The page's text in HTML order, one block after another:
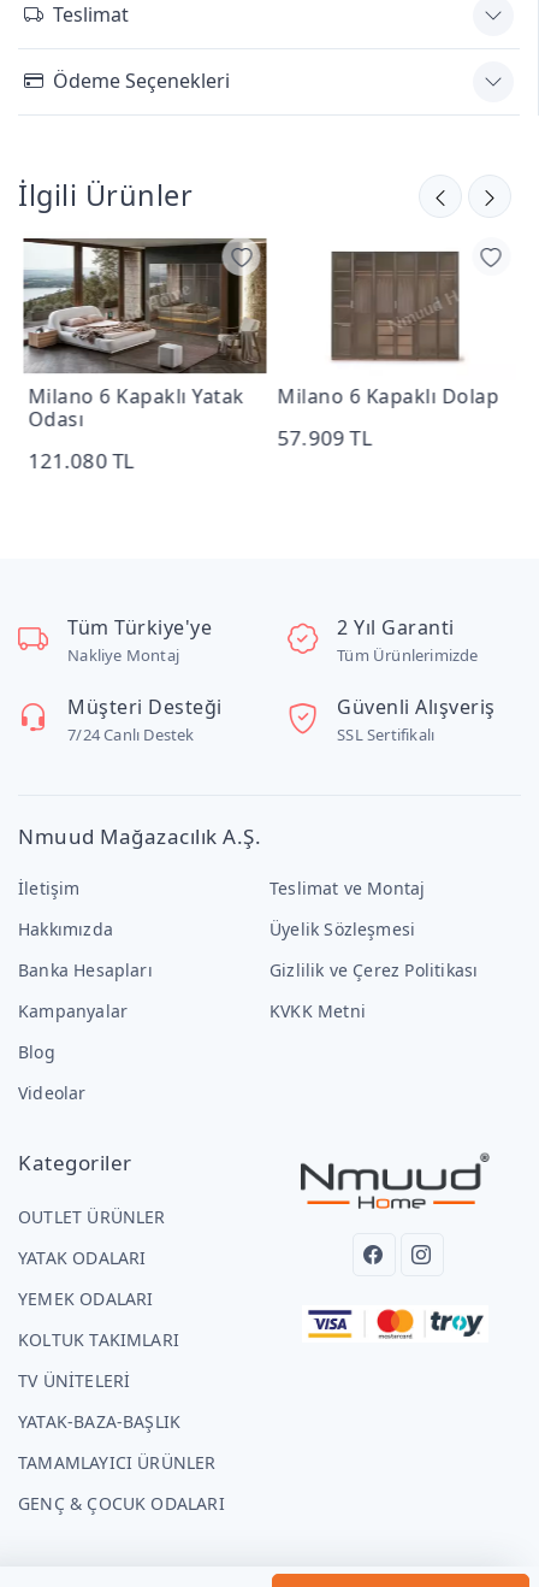
Teslimat
Ödeme Seçenekleri
İlgili Ürünler
Milano 6 Kapaklı Dolap
Milano Bazalı Karyola
Tüm Türkiye'ye
Nakliye Montaj
2 Yıl Garanti
Tüm Ürünlerimizde
Müşteri Desteği
7/24 Canlı Destek
Güvenli Alışveriş
SSL Sertifikalı
Nmuud Mağazacılık A.Ş.
İletişim
Hakkımızda
Banka Hesapları
Kampanyalar
Blog
Videolar
Teslimat ve Montaj
Üyelik Sözleşmesi
Gizlilik ve Çerez Politikası
KVKK Metni
Kategoriler
OUTLET ÜRÜNLER
YATAK ODALARI
YEMEK ODALARI
KOLTUK TAKIMLARI
TV ÜNİTELERİ
YATAK-BAZA-BAŞLIK
TAMAMLAYICI ÜRÜNLER
GENÇ & ÇOCUK ODALARI